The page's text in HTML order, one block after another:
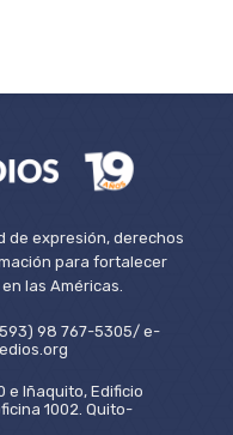
de expresión, derechos
para fortalecer
las Américas.
98 767-5305/ e-
e Iñaquito, Edificio
1002. Quito-